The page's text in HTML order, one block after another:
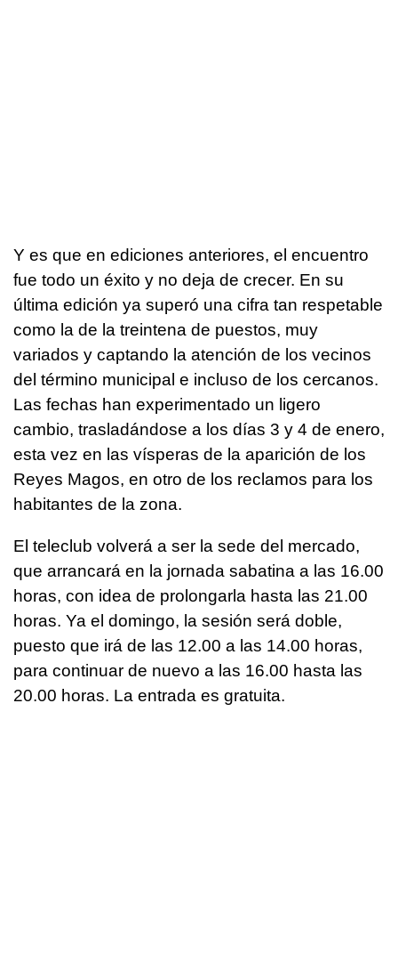
Y es que en ediciones anteriores, el encuentro
fue todo un éxito y no deja de crecer. En su
última edición ya superó una cifra tan respetable
como la de la treintena de puestos, muy
variados y captando la atención de los vecinos
del término municipal e incluso de los cercanos.
Las fechas han experimentado un ligero
cambio, trasladándose a los días 3 y 4 de enero,
esta vez en las vísperas de la aparición de los
Reyes Magos, en otro de los reclamos para los
habitantes de la zona.
El teleclub volverá a ser la sede del mercado,
que arrancará en la jornada sabatina a las 16.00
horas, con idea de prolongarla hasta las 21.00
horas. Ya el domingo, la sesión será doble,
puesto que irá de las 12.00 a las 14.00 horas,
para continuar de nuevo a las 16.00 hasta las
20.00 horas. La entrada es gratuita.